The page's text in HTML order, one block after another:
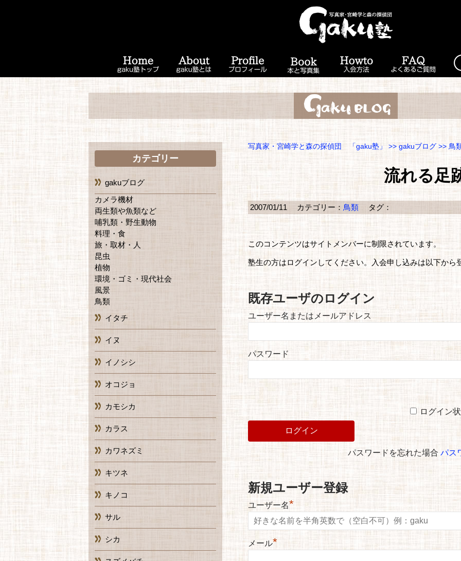
写真家・宮崎学と森の探偵団 「gaku塾」 >> gakuブログ >> 鳥
流れる足
2007/01/11 カテゴリー： 鳥類 タグ：
このコンテンツはサイトメンバーに制限されています。
塾生の方はログインしてください。入会申し込みは以下から
既存ユーザのログイン
ユーザー名またはメールアドレス
パスワード
ログイン
パスワードを忘れた場合 パス
新規ユーザー登録
ユーザー名*
メール*
カテゴリー
gakuブログ
カメラ機材
両生類や魚類など
哺乳類・野生動物
料理・食
旅・取材・人
昆虫
植物
環境・ゴミ・現代社会
風景
鳥類
イタチ
イヌ
イノシシ
オコジョ
カモシカ
カラス
カワネズミ
キツネ
キノコ
サル
シカ